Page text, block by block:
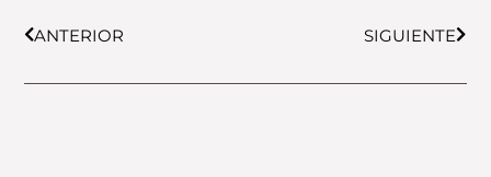
ANTERIOR
SIGUIENTE